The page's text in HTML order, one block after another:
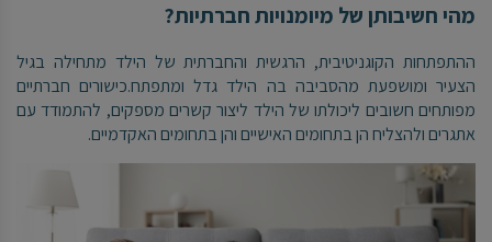
מהי חשיבותן של מיומנויות חברתיות?
ההתפתחות הקוגניטיבית, הרגשית והחברתית של הילד מתחילה בגיל
הצעיר ומושפעת מהסביבה בה הילד גדל ומתפתח.כישורים חברתיים
מפותחים חשובים ליכולתו של הילד ליצור קשרים מספקים, להתמודד עם
אתגרים ולהצליח הן בתחומים האישיים והן בתחומים האקדמיים.